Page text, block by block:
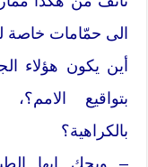
الى حمّامات خاصة
أين يكون هؤلاء
بتواقيع
بالكراهية؟
– ويحك ايها